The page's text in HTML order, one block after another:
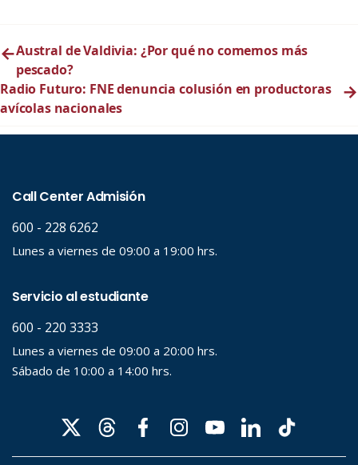
←Austral de Valdivia: ¿Por qué no comemos más
pescado?
Radio Futuro: FNE denuncia colusión en productoras
avícolas nacionales
→